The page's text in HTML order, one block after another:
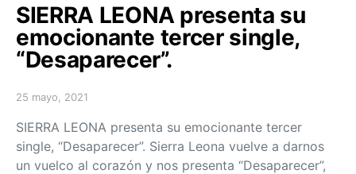
SIERRA LEONA presenta su
emocionante tercer single,
“Desaparecer”.
Posted on
25 mayo, 2021
SIERRA LEONA presenta su emocionante tercer
single, “Desaparecer”. Sierra Leona vuelve a darnos
un vuelco al corazón y nos presenta “Desaparecer”,